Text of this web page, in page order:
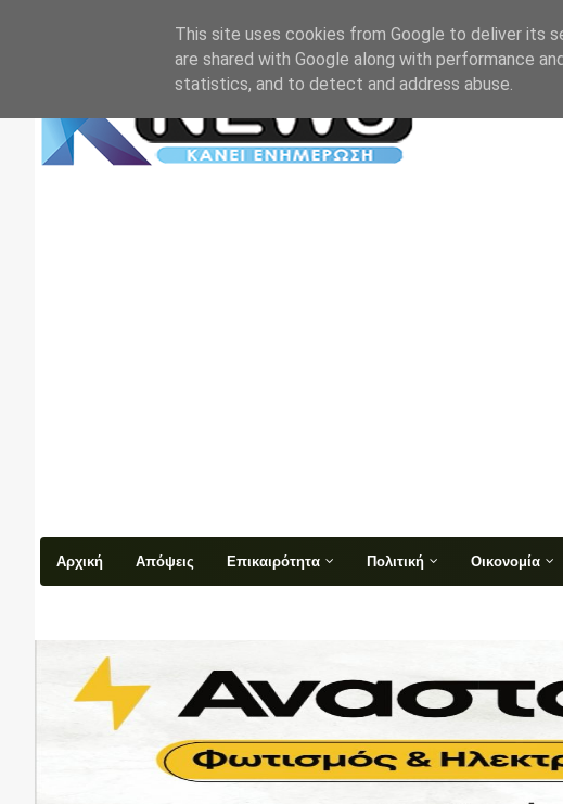
Αρχική Απόψεις Επικαιρότητα Πολιτική Οικονομία
This site uses cookies from Google to deliver its
are shared with Google along with performance
statistics, and to detect and address abuse.